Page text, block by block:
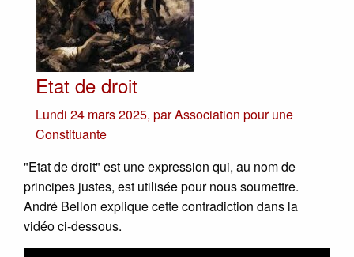
Etat de droit
Lundi 24 mars 2025, parAssociation pour une
Constituante
"Etat de droit" est une expression qui, au nom de
principes justes, est utilisée pour nous soumettre.
André Bellon explique cette contradiction dans la
vidéo ci-dessous.